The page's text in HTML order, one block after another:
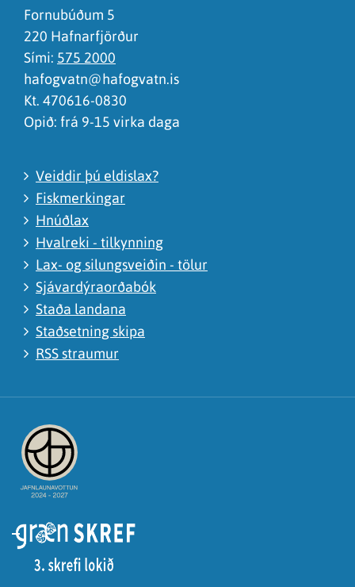
Ég skil ekki efnið, finnst það of flókið
Fornubúðum 5
220 Hafnarfjörður
Sími: 575 2000
hafogvatn@hafogvatn.is
Kt. 470616-0830
Opið: frá 9-15 virka daga
Veiddir þú eldislax?
Fiskmerkingar
Hnúðlax
Hvalreki - tilkynning
Lax- og silungsveiðin - tölur
Sjávardýraorðabók
Staða landana
Staðsetning skipa
RSS straumur